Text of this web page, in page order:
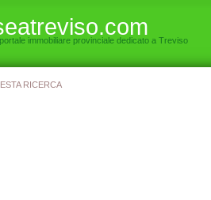
immobiliare provinciale dedicato a Treviso
RICERCA